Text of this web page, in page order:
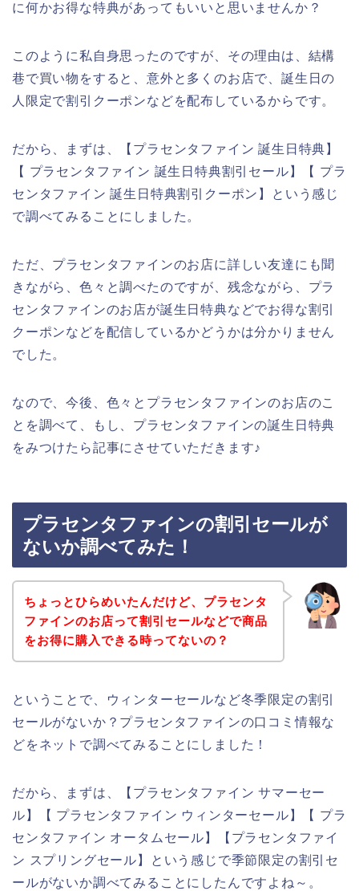
に何かお得な特典があってもいいと思いませんか？
このように私自身思ったのですが、その理由は、結構
巷で買い物をすると、意外と多くのお店で、誕生日の
人限定で割引クーポンなどを配布しているからです。
だから、まずは、【プラセンタファイン 誕生日特典】
【 プラセンタファイン 誕生日特典割引セール】【 プラ
センタファイン 誕生日特典割引クーポン】という感じ
で調べてみることにしました。
ただ、プラセンタファインのお店に詳しい友達にも聞
きながら、色々と調べたのですが、残念ながら、プラ
センタファインのお店が誕生日特典などでお得な割引
クーポンなどを配信しているかどうかは分かりません
でした。
なので、今後、色々とプラセンタファインのお店のこ
とを調べて、もし、プラセンタファインの誕生日特典
をみつけたら記事にさせていただきます♪
プラセンタファインの割引セールが
ないか調べてみた！
ちょっとひらめいたんだけど、プラセンタ
ファインのお店って割引セールなどで商品
をお得に購入できる時ってないの？
ということで、ウィンターセールなど冬季限定の割引
セールがないか？プラセンタファインの口コミ情報な
どをネットで調べてみることにしました！
だから、まずは、【プラセンタファイン サマーセー
ル】【 プラセンタファイン ウィンターセール】【 プラ
センタファイン オータムセール】【プラセンタファイ
ン スプリングセール】という感じで季節限定の割引セ
ールがないか調べてみることにしたんですよね～。